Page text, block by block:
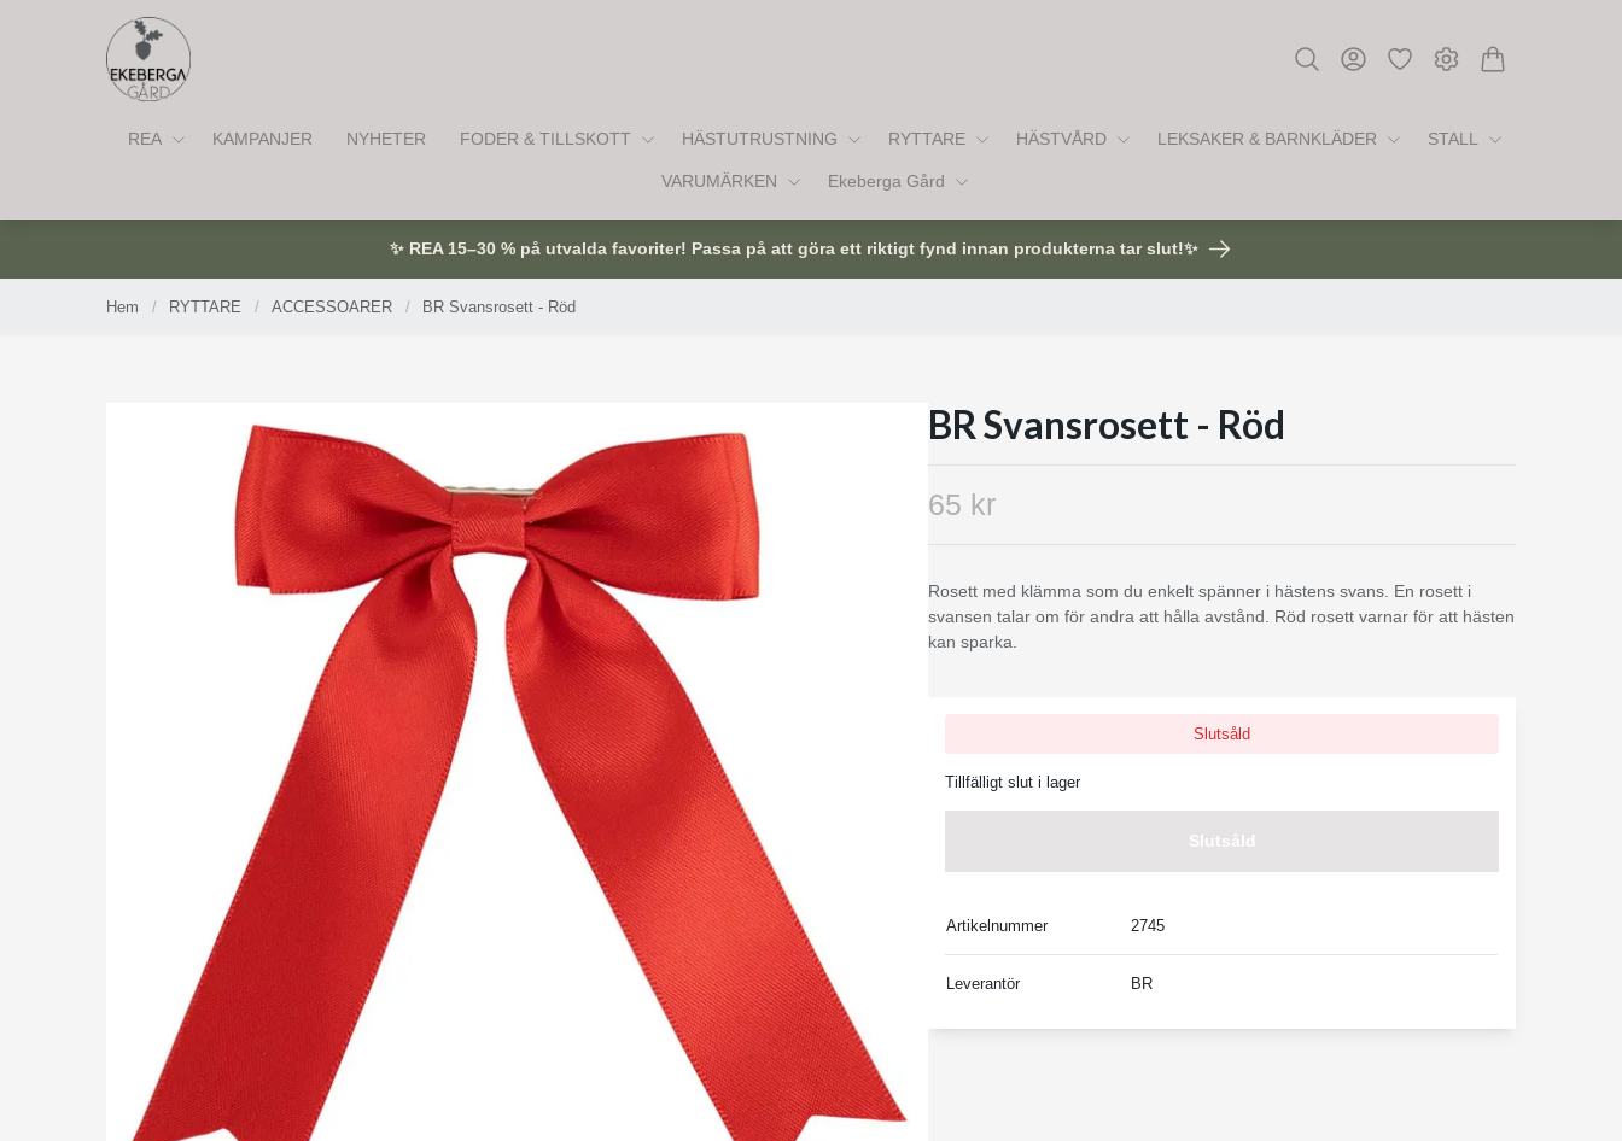
REA KAMPANJER NYHETER FODER & TILLSKOTT HÄSTUTRUSTNING RYTTARE HÄSTVÅRD LEKSAKER & BARNKLÄDER STALL
VARUMÄRKEN Ekeberga Gård
✨ REA 15–30 % på utvalda favoriter! Passa på att göra ett riktigt fynd innan produkterna tar slut!✨
Hem / RYTTARE / ACCESSOARER / BR Svansrosett - Röd
BR Svansrosett - Röd
65 kr
Rosett med klämma som du enkelt spänner i hästens svans. En rosett i
svansen talar om för andra att hålla avstånd. Röd rosett varnar för att hästen
kan sparka.
Slutsåld
Tillfälligt slut i lager
Slutsåld
Artikelnummer 2745
Leverantör BR